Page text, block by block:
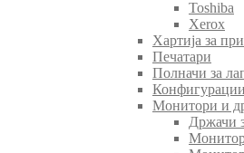
Toshiba
Xerox
Хартија за
Печатари
Полначи за
Конфигурации
Монитори и
Држачи